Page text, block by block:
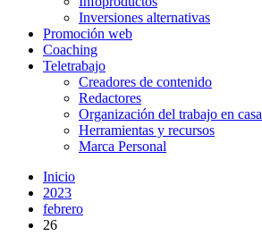
Inversiones alternativas
Promoción web
Coaching
Teletrabajo
Creadores de contenido
Redactores
Organización del trabajo en casa
Herramientas y recursos
Marca Personal
Inicio
2023
febrero
26